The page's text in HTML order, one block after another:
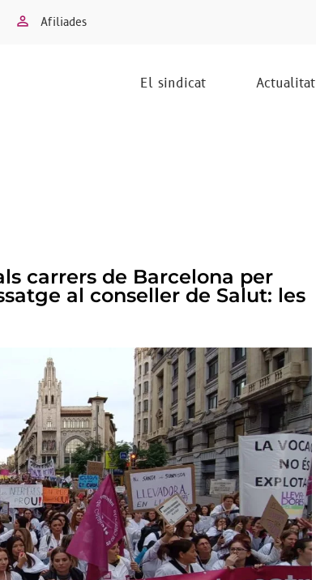
Afiliades
El sindicat Actualitat
carrers de Barcelona per
al conseller de Salut: les